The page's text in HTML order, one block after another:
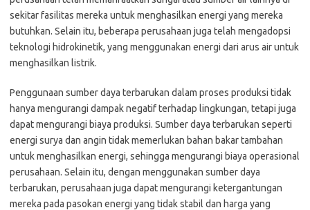
sekitar fasilitas mereka untuk menghasilkan energi yang mereka
butuhkan. Selain itu, beberapa perusahaan juga telah mengadopsi
teknologi hidrokinetik, yang menggunakan energi dari arus air untuk
menghasilkan listrik.
Penggunaan sumber daya terbarukan dalam proses produksi tidak
hanya mengurangi dampak negatif terhadap lingkungan, tetapi juga
dapat mengurangi biaya produksi. Sumber daya terbarukan seperti
energi surya dan angin tidak memerlukan bahan bakar tambahan
untuk menghasilkan energi, sehingga mengurangi biaya operasional
perusahaan. Selain itu, dengan menggunakan sumber daya
terbarukan, perusahaan juga dapat mengurangi ketergantungan
mereka pada pasokan energi yang tidak stabil dan harga yang